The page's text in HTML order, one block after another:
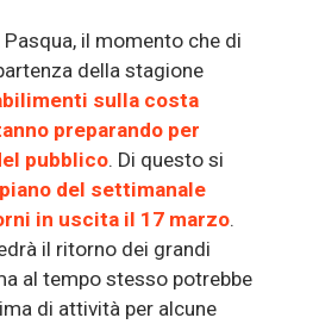
il momento che di
della stagione
sulla costa
preparando per
pubblico. Di questo si
del settimanale
in uscita il 17 marzo.
il ritorno dei grandi
al tempo stesso potrebbe
di attività per alcune